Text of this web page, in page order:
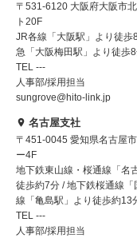
〒531-6120 大阪府大阪市
ト20F
JR各線「大阪駅」より徒歩
急「大阪梅田駅」より徒歩
TEL ---
人事部/採用担当
sungrove@hito-link.jp
名古屋支社
〒451-0045 愛知県名古屋
ー4F
地下鉄東山線・桜通線「名
徒歩約7分 / 地下鉄桜通線
線「亀島駅」より徒歩約13
TEL ---
人事部/採用担当